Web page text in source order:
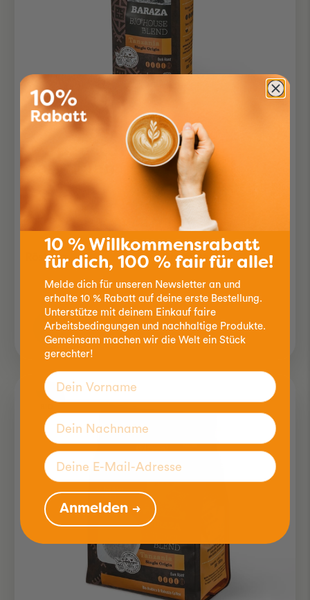
Baraza Kaffee BIO
gemahlen
Röstung: Charakter:
8.90
10 % Willkommensrabatt
für dich, 100 % fair für alle!
Melde dich für unseren Newsletter an und
erhalte 10 % Rabatt auf deine erste Bestellung.
Unterstütze mit deinem Einkauf faire
Arbeitsbedingungen und nachhaltige Produkte.
Gemeinsam machen wir die Welt ein Stück
gerechter!
Anmelden →